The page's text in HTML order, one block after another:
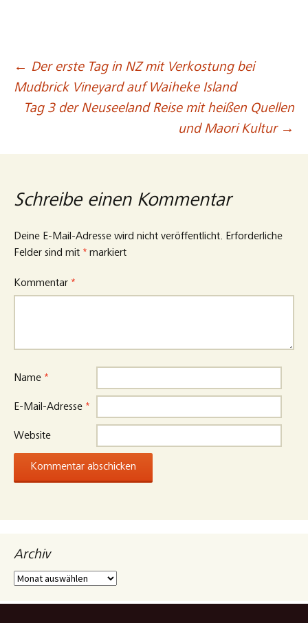
Beitragsnavigation
← Der erste Tag in NZ mit Verkostung bei
Mudbrick Vineyard auf Waiheke Island
Tag 3 der Neuseeland Reise mit heißen Quellen
und Maori Kultur →
Schreibe einen Kommentar
Deine E-Mail-Adresse wird nicht veröffentlicht. Erforderliche
Felder sind mit * markiert
Kommentar *
Name *
E-Mail-Adresse *
Website
Archiv
Archiv